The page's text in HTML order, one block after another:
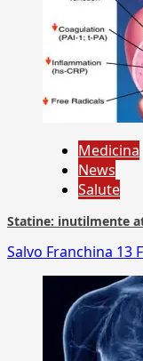
Medicina
News
Salute
Statine: inutilmente
Salvo Franchina 13